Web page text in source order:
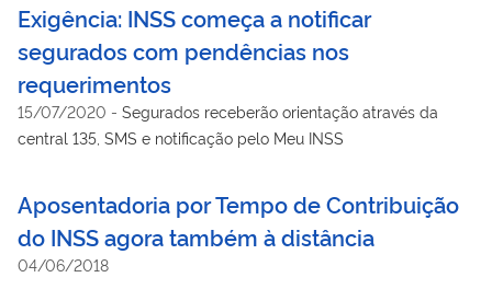
Exigência: INSS começa a notificar
segurados com pendências nos
requerimentos
15/07/2020 - Segurados receberão orientação através da
central 135, SMS e notificação pelo Meu INSS
Aposentadoria por Tempo de Contribuição
do INSS agora também à distância
04/06/2018